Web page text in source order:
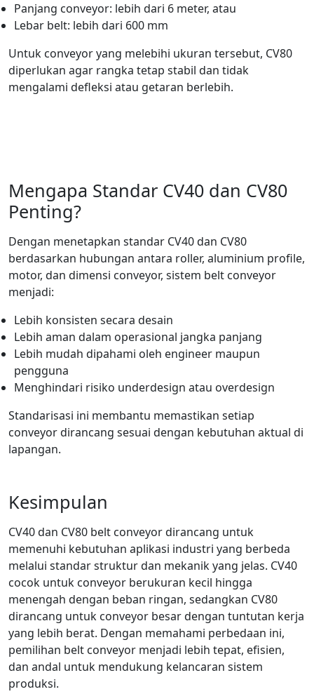
Panjang conveyor: lebih dari 6 meter, atau
Lebar belt: lebih dari 600 mm
Untuk conveyor yang melebihi ukuran tersebut, CV80
diperlukan agar rangka tetap stabil dan tidak
mengalami defleksi atau getaran berlebih.
Mengapa Standar CV40 dan CV80
Penting?
Dengan menetapkan standar CV40 dan CV80
berdasarkan hubungan antara roller, aluminium profile,
motor, dan dimensi conveyor, sistem belt conveyor
menjadi:
Lebih konsisten secara desain
Lebih aman dalam operasional jangka panjang
Lebih mudah dipahami oleh engineer maupun
pengguna
Menghindari risiko underdesign atau overdesign
Standarisasi ini membantu memastikan setiap
conveyor dirancang sesuai dengan kebutuhan aktual di
lapangan.
Kesimpulan
CV40 dan CV80 belt conveyor dirancang untuk
memenuhi kebutuhan aplikasi industri yang berbeda
melalui standar struktur dan mekanik yang jelas. CV40
cocok untuk conveyor berukuran kecil hingga
menengah dengan beban ringan, sedangkan CV80
dirancang untuk conveyor besar dengan tuntutan kerja
yang lebih berat. Dengan memahami perbedaan ini,
pemilihan belt conveyor menjadi lebih tepat, efisien,
dan andal untuk mendukung kelancaran sistem
produksi.